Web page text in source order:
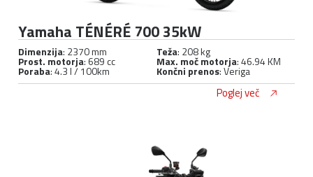
Yamaha TÉNÉRÉ 700 35kW
Dimenzija: 2370 mm Teža: 208 kg
Prost. motorja: 689 cc Max. moč motorja: 46.94 KM
Poraba: 4.3 l / 100km Končni prenos: Veriga
Poglej več